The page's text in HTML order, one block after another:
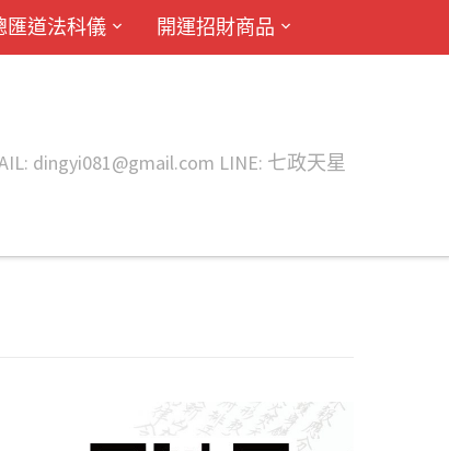
匯道法科儀 開運招財商品
dingyi081@gmail.com LINE: 七政天星